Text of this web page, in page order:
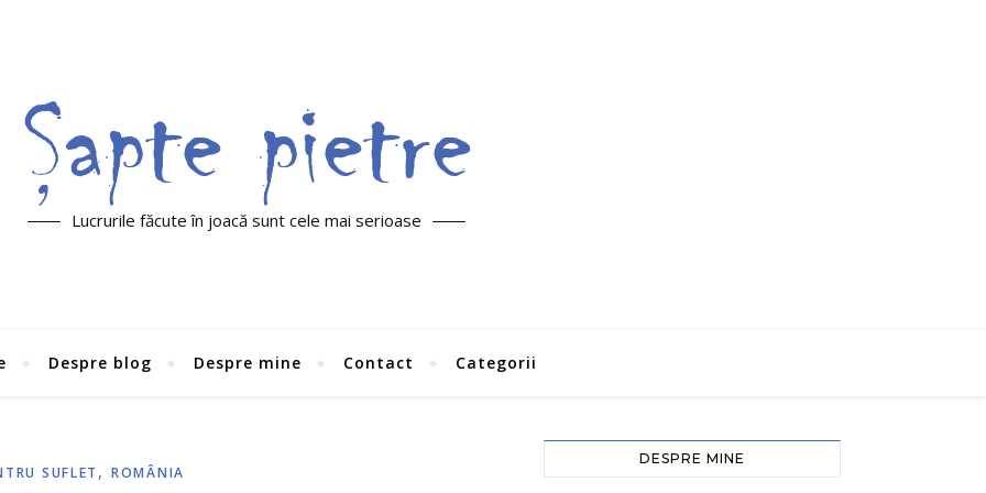
Lucrurile făcute în joacă sunt cele mai serioase
Despre blog Despre mine Contact Categorii
SUFLET ,ROMÂNIA
DESPRE MINE